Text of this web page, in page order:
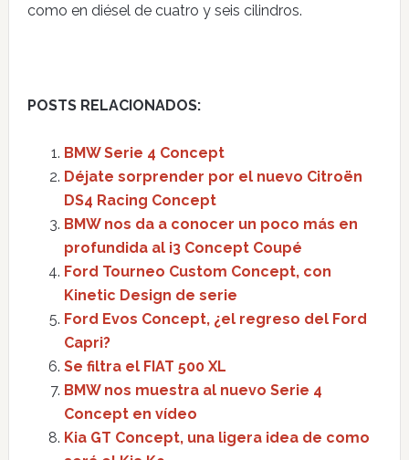
como en diésel de cuatro y seis cilindros.
POSTS RELACIONADOS:
BMW Serie 4 Concept
Déjate sorprender por el nuevo Citroën
DS4 Racing Concept
BMW nos da a conocer un poco más en
profundida al i3 Concept Coupé
Ford Tourneo Custom Concept, con
Kinetic Design de serie
Ford Evos Concept, ¿el regreso del Ford
Capri?
Se filtra el FIAT 500 XL
BMW nos muestra al nuevo Serie 4
Concept en vídeo
Kia GT Concept, una ligera idea de como